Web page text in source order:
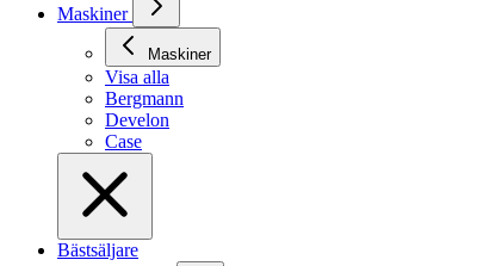
Maskiner
Maskiner
Visa alla
Bergmann
Develon
Case
Bästsäljare